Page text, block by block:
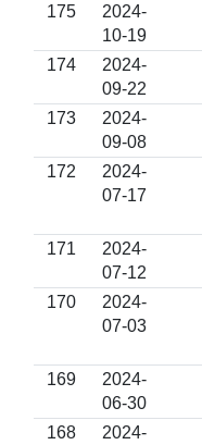
175
2024-
10-19
174
2024-
09-22
173
2024-
09-08
172
2024-
07-17
171
2024-
07-12
170
2024-
07-03
169
2024-
06-30
168
2024-